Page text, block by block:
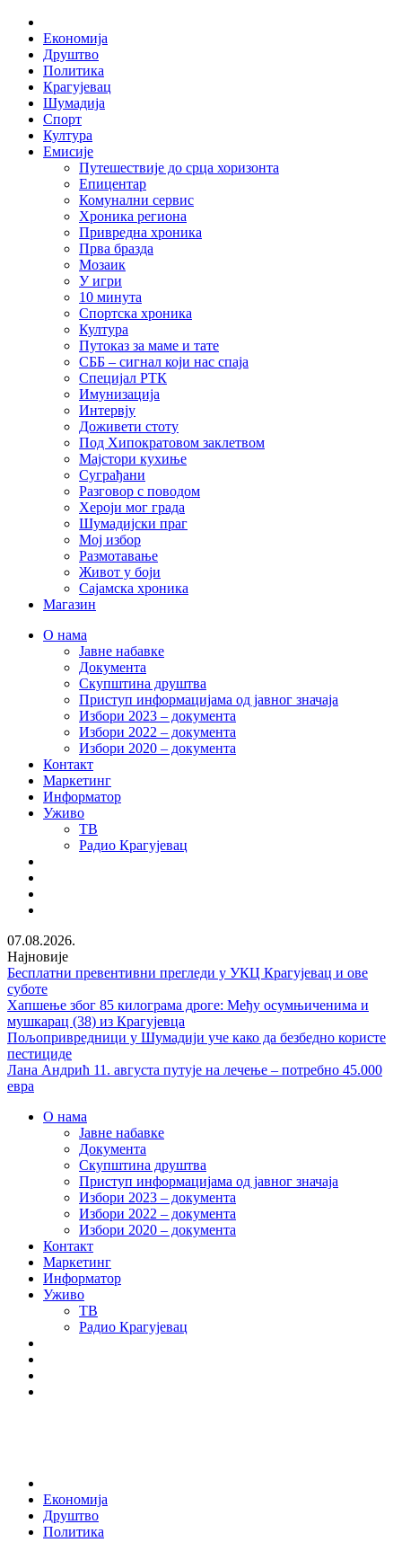
Skip
content
Економија
Друштво
Политика
Крагујевац
Шумадија
Спорт
Култура
Емисије
Путешествије до срца хоризонта
Епицентар
Комунални сервис
Хроника региона
Привредна хроника
Прва бразда
Мозаик
У игри
10 минута
Спортска хроника
Култура
Путоказ за маме и тате
СББ – сигнал који нас спаја
Специјал РТК
Имунизација
Интервју
Доживети стоту
Под Хипократовом заклетвом
Мајстори кухиње
Суграђани
Разговор с поводом
Хероји мог града
Шумадијски праг
Мој избор
Размотавање
Живот у боји
Сајамска хроника
Магазин
О нама
Јавне набавке
Документа
Скупштина друштва
Приступ информацијама од јавног значаја
Избори 2023 – документа
Избори 2022 – документа
Избори 2020 – документа
Контакт
Маркетинг
Информатор
Уживо
ТВ
Радио Крагујевац
07.08.2026.
Најновије
Бесплатни превентивни прегледи у УКЦ Крагујевац и ове
суботе
Хапшење због 85 килограма дроге: Међу осумњиченима и
мушкарац (38) из Крагујевца
Пољопривредници у Шумадији уче како да безбедно користе
пестициде
Лана Андрић 11. августа путује на лечење – потребно 45.000
евра
О нама
Јавне набавке
Документа
Скупштина друштва
Приступ информацијама од јавног значаја
Избори 2023 – документа
Избори 2022 – документа
Избори 2020 – документа
Контакт
Маркетинг
Информатор
Уживо
ТВ
Радио Крагујевац
Економија
Друштво
Политика